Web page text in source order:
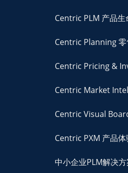
Centric PLM 产品生
Centric Planning 零
Centric Pricing &
Centric Market
Centric Visual
Centric PXM 产品
中小企业PLM解决方